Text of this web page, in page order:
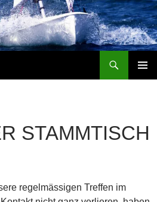
STAMMTISCH
regelmässigen Treffen im